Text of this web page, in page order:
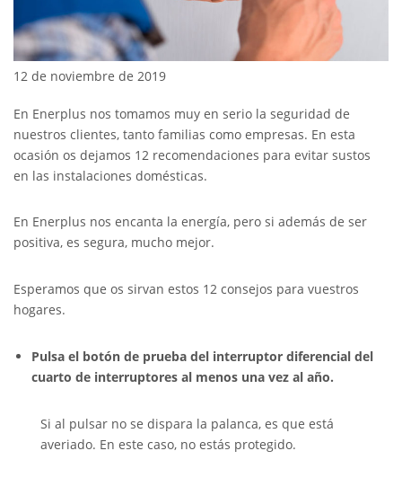
12 de noviembre de 2019
En Enerplus nos tomamos muy en serio la seguridad de
nuestros clientes, tanto familias como empresas. En esta
ocasión os dejamos 12 recomendaciones para evitar sustos
en las instalaciones domésticas.
En Enerplus nos encanta la energía, pero si además de ser
positiva, es segura, mucho mejor.
Esperamos que os sirvan estos 12 consejos para vuestros
hogares.
Pulsa el botón de prueba del interruptor diferencial del
cuarto de interruptores al menos una vez al año.
Si al pulsar no se dispara la palanca, es que está
averiado. En este caso, no estás protegido.